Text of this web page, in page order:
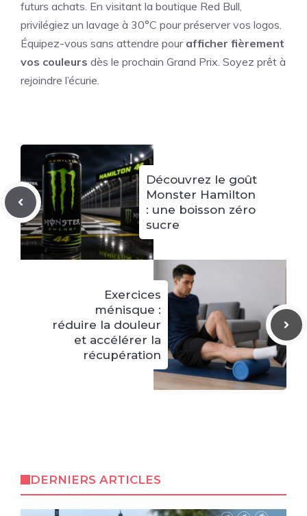
futurs achats. En visitant la boutique Red Bull,
privilégiez un lavage à 30°C pour préserver vos logos.
Équipez-vous sans attendre pour afficher fièrement
vos couleurs dès le prochain Grand Prix. Soyez prêt à
rejoindre l’écurie.
Découvrez le goût
Monster Hamilton
: une boisson zéro
sucre
Exercices
ménisque :
réduire la douleur
et accélérer la
récupération
DERNIERS ARTICLES